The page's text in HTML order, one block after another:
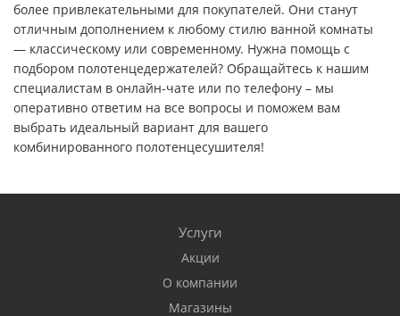
более привлекательными для покупателей. Они станут
отличным дополнением к любому стилю ванной комнаты
— классическому или современному. Нужна помощь с
подбором полотенцедержателей? Обращайтесь к нашим
специалистам в онлайн-чате или по телефону – мы
оперативно ответим на все вопросы и поможем вам
выбрать идеальный вариант для вашего
комбинированного полотенцесушителя!
Услуги
Акции
О компании
Магазины